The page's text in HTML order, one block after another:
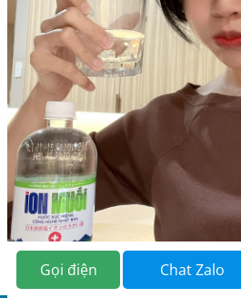
Gọi điện Chat Zalo